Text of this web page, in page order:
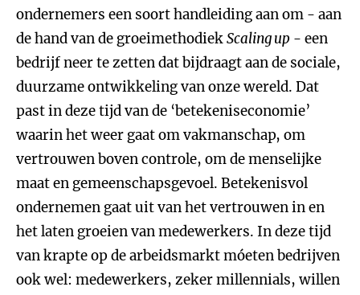
ondernemers een soort handleiding aan om - aan
de hand van de groeimethodiekScaling up - een
bedrijf neer te zetten dat bijdraagt aan de sociale,
duurzame ontwikkeling van onze wereld. Dat
past in deze tijd van de ‘betekeniseconomie’
waarin het weer gaat om vakmanschap, om
vertrouwen boven controle, om de menselijke
maat en gemeenschapsgevoel. Betekenisvol
ondernemen gaat uit van het vertrouwen in en
het laten groeien van medewerkers. In deze tijd
van krapte op de arbeidsmarkt móeten bedrijven
ook wel: medewerkers, zeker millennials, willen